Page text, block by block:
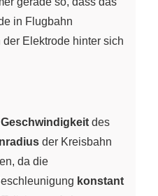
in Flugbahn
Elektrode hinter sich
Geschwindigkeit des
der Kreisbahn
da die
konstant